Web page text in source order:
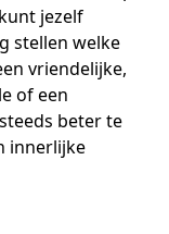
jezelf
stellen welke
vriendelijke,
of een
beter te
innerlijke